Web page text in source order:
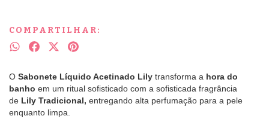
COMPARTILHAR:
O Sabonete Líquido Acetinado Lily transforma a hora do
banho em um ritual sofisticado com a sofisticada fragrância
de Lily Tradicional, entregando alta perfumação para a pele
enquanto limpa.